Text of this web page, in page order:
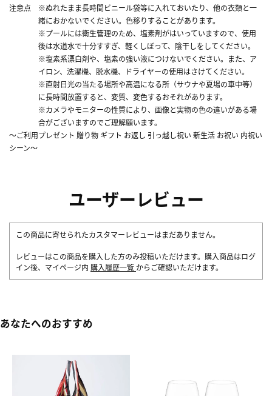
注意点
※ぬれたまま長時間ビニール袋等に入れておいたり、他の衣類と一
緒におかないでください。色移りすることがあります。
※プールには衛生管理のため、塩素剤がはいっていますので、使用
後は水道水で十分すすぎ、軽くしぼって、陰干しをしてください。
※塩素系漂白剤や、塩素の強い液につけないでください。また、ア
イロン、洗濯機、脱水機、ドライヤーの使用はさけてください。
※直射日光の当たる場所や高温になる所（サウナや夏場の車中等）
に長時間放置すると、変質、変色するおそれがあります。
※カメラやモニターの性質により、画像と実物の色の違いがある場
合がございますのでご理解願います。
～ご利用
シーン～
プレゼント 贈り物 ギフト お返し 引っ越し祝い 新生活 お祝い 内祝い
ユーザーレビュー
この商品に寄せられたカスタマーレビューはまだありません。
レビューはこの商品を購入した方のみ投稿いただけます。購入商品はログ
イン後、マイページ内 購入履歴一覧 からご確認いただけます。
あなたへのおすすめ